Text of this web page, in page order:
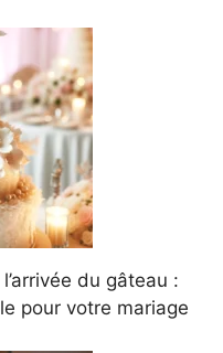
du gâteau :
pour votre mariage